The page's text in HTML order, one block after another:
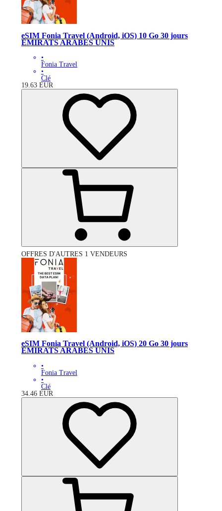
eSIM Fonia Travel (Android, iOS) 10 Go 30 jours
ÉMIRATS ARABES UNIS
•
Fonia Travel
•
Clé
19.63 EUR
OFFRES D'AUTRES 1 VENDEURS
eSIM Fonia Travel (Android, iOS) 20 Go 30 jours
ÉMIRATS ARABES UNIS
•
Fonia Travel
•
Clé
34.46 EUR